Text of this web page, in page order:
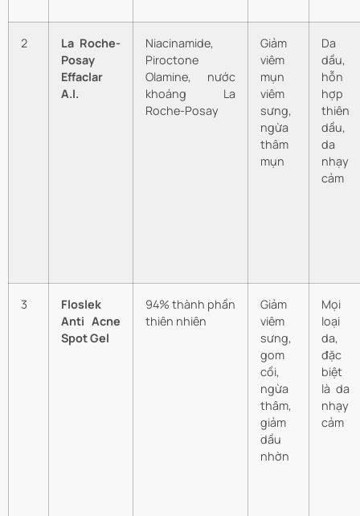
2
La Roche-
Posay
Effaclar
A.I.
Niacinamide,
Piroctone
Olamine, nước
khoáng La
Roche-Posay
Giảm
viêm
mụn
viêm
sưng,
ngừa
thâm
mụn
Da
dầu,
hỗn
hợp
thiên
dầu,
da
nhạy
cảm
3
Floslek
Anti Acne
Spot Gel
94% thành phần
thiên nhiên
Giảm
viêm
sưng,
gom
cồi,
ngừa
thâm,
giảm
dầu
nhờn
Mọi
loại
da,
đặc
biệt
là da
nhạy
cảm